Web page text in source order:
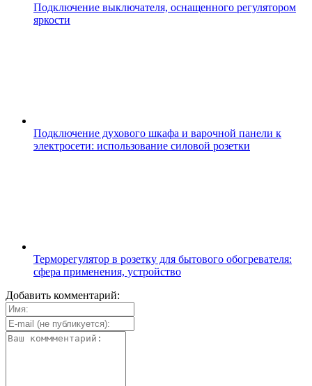
Подключение выключателя, оснащенного регулятором
яркости
Подключение духового шкафа и варочной панели к
электросети: использование силовой розетки
Терморегулятор в розетку для бытового обогревателя:
сфера применения, устройство
Добавить комментарий: